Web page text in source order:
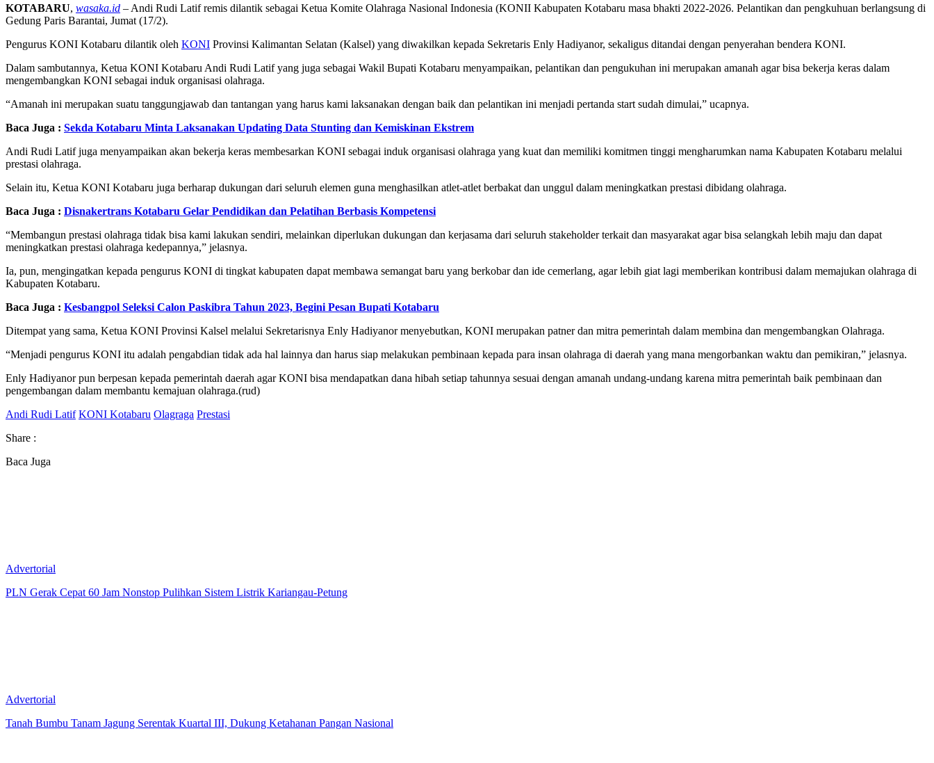
KOTABARU, wasaka.id – Andi Rudi Latif remis dilantik sebagai Ketua Komite Olahraga Nasional Indonesia (KONII Kabupaten Kotabaru masa bhakti 2022-2026. Pelantikan dan pengkuhuan berlangsung di
Gedung Paris Barantai, Jumat (17/2).
Pengurus KONI Kotabaru dilantik oleh KONI Provinsi Kalimantan Selatan (Kalsel) yang diwakilkan kepada Sekretaris Enly Hadiyanor, sekaligus ditandai dengan penyerahan bendera KONI.
Dalam sambutannya, Ketua KONI Kotabaru Andi Rudi Latif yang juga sebagai Wakil Bupati Kotabaru menyampaikan, pelantikan dan pengukuhan ini merupakan amanah agar bisa bekerja keras dalam
mengembangkan KONI sebagai induk organisasi olahraga.
“Amanah ini merupakan suatu tanggungjawab dan tantangan yang harus kami laksanakan dengan baik dan pelantikan ini menjadi pertanda start sudah dimulai,” ucapnya.
Baca Juga : Sekda Kotabaru Minta Laksanakan Updating Data Stunting dan Kemiskinan Ekstrem
Andi Rudi Latif juga menyampaikan akan bekerja keras membesarkan KONI sebagai induk organisasi olahraga yang kuat dan memiliki komitmen tinggi mengharumkan nama Kabupaten Kotabaru melalui
prestasi olahraga.
Selain itu, Ketua KONI Kotabaru juga berharap dukungan dari seluruh elemen guna menghasilkan atlet-atlet berbakat dan unggul dalam meningkatkan prestasi dibidang olahraga.
Baca Juga : Disnakertrans Kotabaru Gelar Pendidikan dan Pelatihan Berbasis Kompetensi
“Membangun prestasi olahraga tidak bisa kami lakukan sendiri, melainkan diperlukan dukungan dan kerjasama dari seluruh stakeholder terkait dan masyarakat agar bisa selangkah lebih maju dan dapat
meningkatkan prestasi olahraga kedepannya,” jelasnya.
Ia, pun, mengingatkan kepada pengurus KONI di tingkat kabupaten dapat membawa semangat baru yang berkobar dan ide cemerlang, agar lebih giat lagi memberikan kontribusi dalam memajukan olahraga di
Kabupaten Kotabaru.
Baca Juga : Kesbangpol Seleksi Calon Paskibra Tahun 2023, Begini Pesan Bupati Kotabaru
Ditempat yang sama, Ketua KONI Provinsi Kalsel melalui Sekretarisnya Enly Hadiyanor menyebutkan, KONI merupakan patner dan mitra pemerintah dalam membina dan mengembangkan Olahraga.
“Menjadi pengurus KONI itu adalah pengabdian tidak ada hal lainnya dan harus siap melakukan pembinaan kepada para insan olahraga di daerah yang mana mengorbankan waktu dan pemikiran,” jelasnya.
Enly Hadiyanor pun berpesan kepada pemerintah daerah agar KONI bisa mendapatkan dana hibah setiap tahunnya sesuai dengan amanah undang-undang karena mitra pemerintah baik pembinaan dan
pengembangan dalam membantu kemajuan olahraga.(rud)
Andi Rudi Latif KONI Kotabaru Olagraga Prestasi
Share :
Baca Juga
Advertorial
PLN Gerak Cepat 60 Jam Nonstop Pulihkan Sistem Listrik Kariangau-Petung
Advertorial
Tanah Bumbu Tanam Jagung Serentak Kuartal III, Dukung Ketahanan Pangan Nasional